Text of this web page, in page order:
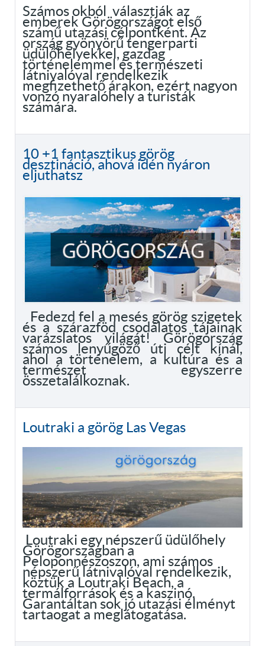
Számos okból választják az
emberek Görögországot első
számű utazási célpontként. Az
ország gyönyörű tengerparti
üdülőhelyekkel, gazdag
történelemmel és természeti
látnivalóval rendelkezik
megfizethető árakon, ezért nagyon
vonzó nyaralóhely a turisták
számára.
10 +1 fantasztikus görög
desztináció, ahová idén nyáron
eljuthatsz
Fedezd fel a mesés görög szigetek
és a szárazföd csodálatos tájainak
varázslatos világát! Görögország
számos lenyűgöző úti célt kínál,
ahol a történelem, a kultúra és a
természet egyszerre
összetalálkoznak.
Loutraki a görög Las Vegas
Loutraki egy népszerű üdülőhely
Görögországban a
Peloponnészoszon, ami számos
népszerű látnivalóval rendelkezik,
köztük a Loutraki Beach, a
termálforrások és a kaszinó.
Garantáltan sok jó utazási élményt
tartaogat a meglátogatása.